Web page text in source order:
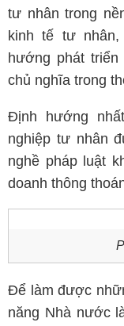
tư nhân trong
kinh tế tư
hướng phát
chủ nghĩa trong
Định hướng
nghiệp tư nhân
nghề pháp luật
doanh thông
Để làm được
năng Nhà nước